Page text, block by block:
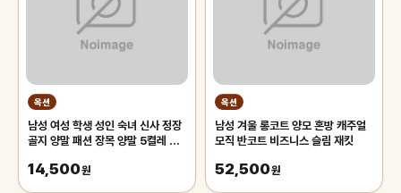
옥션
남성 여성 학생 성인 숙녀 신사 정장
골지 양말 패션 장목 양말 5켤레 세
14,500원
옥션
남성 겨울 롱코트 양모 혼방 캐주얼
모직 반코트 비즈니스 슬림 재킷
52,500원